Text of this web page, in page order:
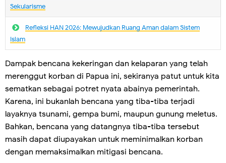
Sekularisme
Refleksi HAN 2026: Mewujudkan Ruang Aman dalam Sistem
Islam
Dampak bencana kekeringan dan kelaparan yang telah
merenggut korban di Papua ini, sekiranya patut untuk kita
sematkan sebagai potret nyata abainya pemerintah.
Karena, ini bukanlah bencana yang tiba-tiba terjadi
layaknya tsunami, gempa bumi, maupun gunung meletus.
Bahkan, bencana yang datangnya tiba-tiba tersebut
masih dapat diupayakan untuk meminimalkan korban
dengan memaksimalkan mitigasi bencana.